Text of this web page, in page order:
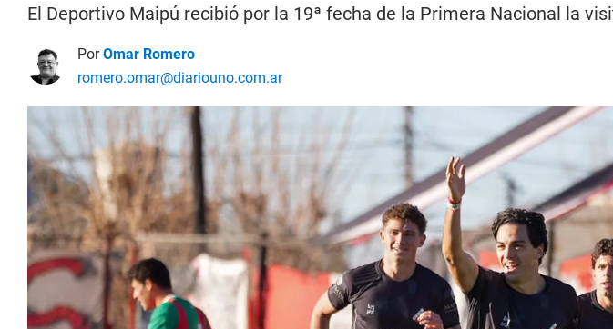
El Deportivo Maipú recibió por la 19ª fecha de la Primera Nacional la
PorOmar Romero
romero.omar@diariouno.com.ar